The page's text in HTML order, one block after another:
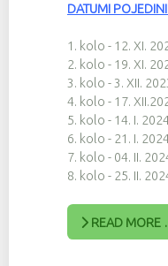
DATUMI
1. kolo - 12. XI.
2. kolo - 19. XI.
3. kolo - 3. XII.
4. kolo - 17.
5. kolo - 14. I.
6. kolo - 21. I.
7. kolo - 04. II.
8. kolo - 25. II.
READ MORE